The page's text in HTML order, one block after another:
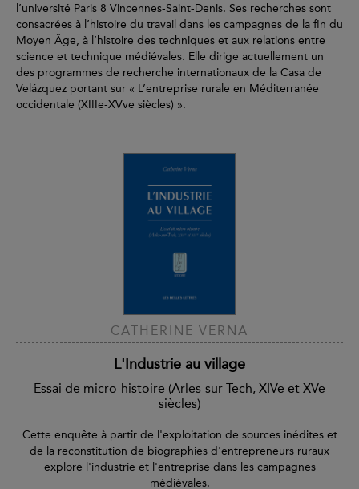
l’université Paris 8 Vincennes-Saint-Denis. Ses recherches sont
consacrées à l’histoire du travail dans les campagnes de la fin du
Moyen Âge, à l’histoire des techniques et aux relations entre
science et technique médiévales. Elle dirige actuellement un
des programmes de recherche internationaux de la Casa de
Velázquez portant sur « L’entreprise rurale en Méditerranée
occidentale (XIIIe-XVve siècles) ».
CATHERINE VERNA
L'Industrie au village
Essai de micro-histoire (Arles-sur-Tech, XIVe et XVe
siècles)
Cette enquête à partir de l'exploitation de sources inédites et
de la reconstitution de biographies d'entrepreneurs ruraux
explore l'industrie et l'entreprise dans les campagnes
médiévales.